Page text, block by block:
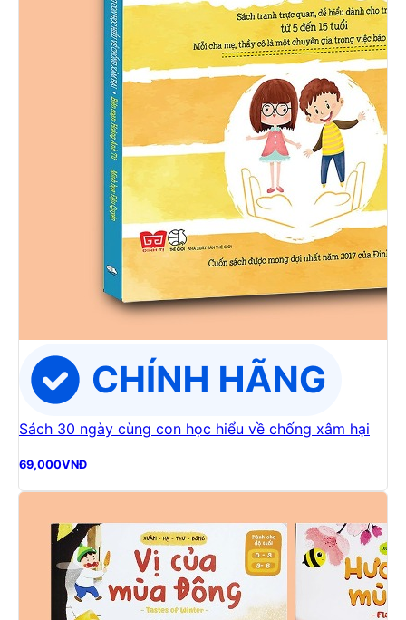
Sách 30 ngày cùng con học hiểu về chống xâm hại
69,000VNĐ